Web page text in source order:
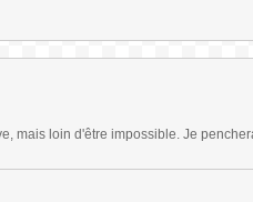
mais loin d'être impossible. Je